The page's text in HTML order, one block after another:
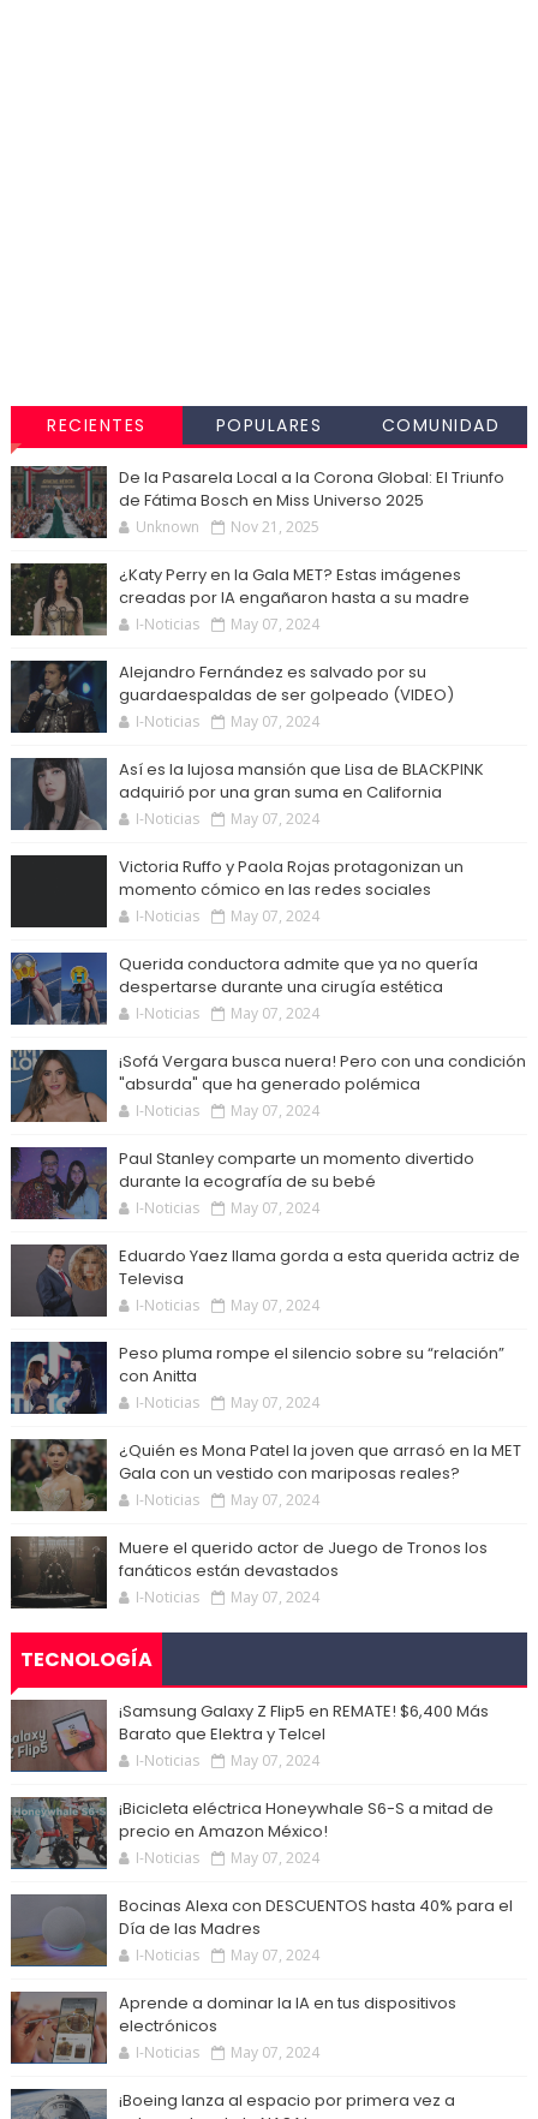
RECIENTES POPULARES COMUNIDAD
De la Pasarela Local a la Corona Global: El Triunfo
de Fátima Bosch en Miss Universo 2025
Unknown Nov 21, 2025
¿Katy Perry en la Gala MET? Estas imágenes
creadas por IA engañaron hasta a su madre
I-Noticias May 07, 2024
Alejandro Fernández es salvado por su
guardaespaldas de ser golpeado (VIDEO)
I-Noticias May 07, 2024
Así es la lujosa mansión que Lisa de BLACKPINK
adquirió por una gran suma en California
I-Noticias May 07, 2024
Victoria Ruffo y Paola Rojas protagonizan un
momento cómico en las redes sociales
I-Noticias May 07, 2024
Querida conductora admite que ya no quería
despertarse durante una cirugía estética
I-Noticias May 07, 2024
¡Sofá Vergara busca nuera! Pero con una condición
"absurda" que ha generado polémica
I-Noticias May 07, 2024
Paul Stanley comparte un momento divertido
durante la ecografía de su bebé
I-Noticias May 07, 2024
Eduardo Yaez llama gorda a esta querida actriz de
Televisa
I-Noticias May 07, 2024
Peso pluma rompe el silencio sobre su “relación”
con Anitta
I-Noticias May 07, 2024
¿Quién es Mona Patel la joven que arrasó en la MET
Gala con un vestido con mariposas reales?
I-Noticias May 07, 2024
Muere el querido actor de Juego de Tronos los
fanáticos están devastados
I-Noticias May 07, 2024
TECNOLOGÍA
¡Samsung Galaxy Z Flip5 en REMATE! $6,400 Más
Barato que Elektra y Telcel
I-Noticias May 07, 2024
¡Bicicleta eléctrica Honeywhale S6-S a mitad de
precio en Amazon México!
I-Noticias May 07, 2024
Bocinas Alexa con DESCUENTOS hasta 40% para el
Día de las Madres
I-Noticias May 07, 2024
Aprende a dominar la IA en tus dispositivos
electrónicos
I-Noticias May 07, 2024
¡Boeing lanza al espacio por primera vez a